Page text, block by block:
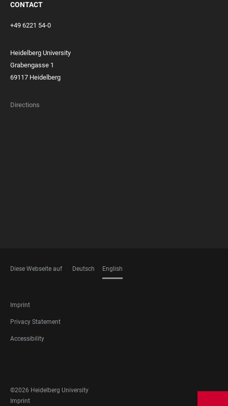
CONTACT
+49 6221 54-0
Heidelberg University
Grabengasse 1
69117 Heidelberg
Directions
Diese Webseite auf Deutsch English
FOOTER
LEGAL
Imprint
Privacy Statement
Accessibility
MEDIA
©2026 Heidelberg University
FOOTER
Imprint